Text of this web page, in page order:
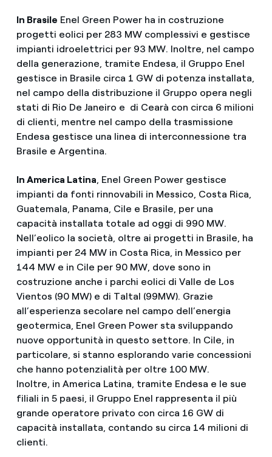
In Brasile Enel Green Power ha in costruzione
progetti eolici per 283 MW complessivi e gestisce
impianti idroelettrici per 93 MW. Inoltre, nel campo
della generazione, tramite Endesa, il Gruppo Enel
gestisce in Brasile circa 1 GW di potenza installata,
nel campo della distribuzione il Gruppo opera negli
stati di Rio De Janeiro e di Cearà con circa 6 milioni
di clienti, mentre nel campo della trasmissione
Endesa gestisce una linea di interconnessione tra
Brasile e Argentina.
In America Latina, Enel Green Power gestisce
impianti da fonti rinnovabili in Messico, Costa Rica,
Guatemala, Panama, Cile e Brasile, per una
capacità installata totale ad oggi di 990 MW.
Nell’eolico la società, oltre ai progetti in Brasile, ha
impianti per 24 MW in Costa Rica, in Messico per
144 MW e in Cile per 90 MW, dove sono in
costruzione anche i parchi eolici di Valle de Los
Vientos (90 MW) e di Taltal (99MW). Grazie
all’esperienza secolare nel campo dell’energia
geotermica, Enel Green Power sta sviluppando
nuove opportunità in questo settore. In Cile, in
particolare, si stanno esplorando varie concessioni
che hanno potenzialità per oltre 100 MW.
Inoltre, in America Latina, tramite Endesa e le sue
filiali in 5 paesi, il Gruppo Enel rappresenta il più
grande operatore privato con circa 16 GW di
capacità installata, contando su circa 14 milioni di
clienti.